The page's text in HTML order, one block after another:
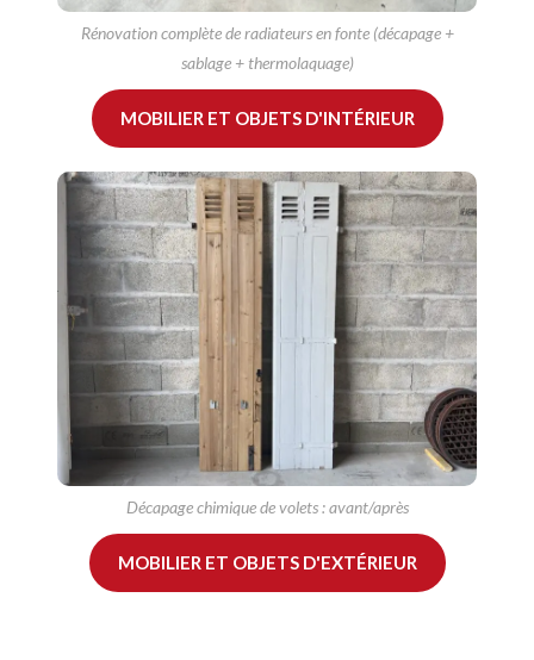
Rénovation complète de radiateurs en fonte (décapage +
sablage + thermolaquage)
MOBILIER ET OBJETS D'INTÉRIEUR
Décapage chimique de volets : avant/après
MOBILIER ET OBJETS D'EXTÉRIEUR